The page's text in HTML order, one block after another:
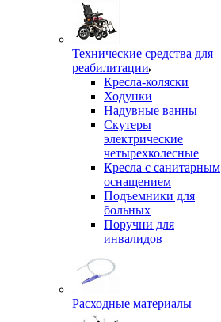
Технические средства для
реабилитации
Кресла-коляски
Ходунки
Надувные ванны
Скутеры
электрические
четырехколесные
Кресла с санитарным
оснащением
Подъемники для
больных
Поручни для
инвалидов
Расходные материалы